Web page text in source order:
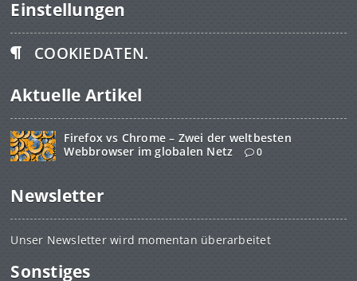
Einstellungen
COOKIEDATEN.
Aktuelle Artikel
Firefox vs Chrome – Zwei der weltbesten
Webbrowser im globalen Netz
0
Newsletter
Unser Newsletter wird momentan überarbeitet
Sonstiges